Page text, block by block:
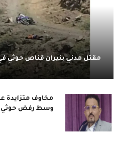
مقتل مدني بنيران قناص حوثي
مخاوف متزايدة
وسط رفض حوثي